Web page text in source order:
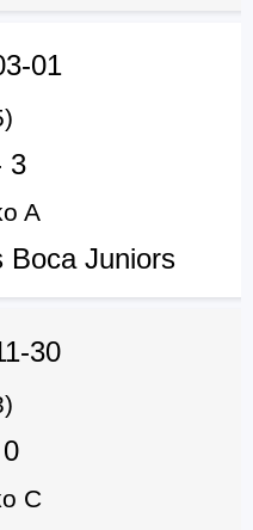
01
3
A
Boca Juniors
30
0
C